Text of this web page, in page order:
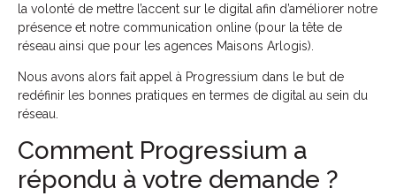
la volonté de mettre l’accent sur le digital afin d’améliorer notre
présence et notre communication online (pour la tête de
réseau ainsi que pour les agences Maisons Arlogis).
Nous avons alors fait appel à Progressium dans le but de
redéfinir les bonnes pratiques en termes de digital au sein du
réseau.
Comment Progressium a
répondu à votre demande ?